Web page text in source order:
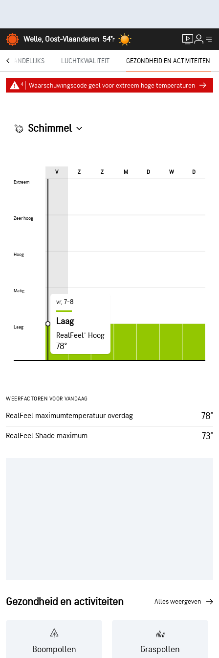
Welle, Oost-Vlaanderen 54°F
MAANDELIJKS LUCHTKWALITEIT GEZONDHEID EN ACTIVITEITEN
4 Waarschuwingscode geel voor extreem hoge temperaturen
Schimmel
Extreem
Zeer hoog
Hoog
Matig
Laag
V Z Z M D W D
Extreem
Zeer hoog
Hoog
Matig
Laag
vr, 7-8
Laag
RealFeel® Hoog
78°
WEERFACTOREN VOOR VANDAAG
RealFeel maximumtemperatuur overdag 78°
RealFeel Shade maximum 73°
Gezondheid en activiteiten alles weergeven
Boompollen Graspollen